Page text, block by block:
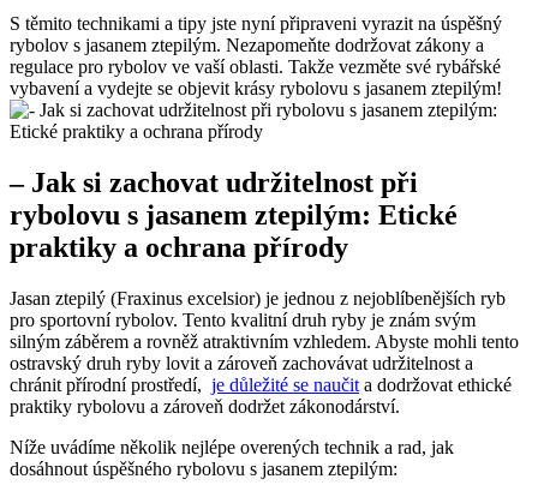
S těmito technikami a tipy jste nyní připraveni vyrazit na úspěšný
rybolov⁣ s ‍jasanem ztepilým. Nezapomeňte dodržovat ⁤zákony a
regulace pro rybolov ve vaší oblasti. Takže vezměte své rybářské
vybavení a vydejte se ​objevit ⁢krásy rybolovu s jasanem ztepilým!
– Jak si zachovat udržitelnost při
rybolovu ‍s jasanem ztepilým: Etické
praktiky‍ a ochrana přírody
Jasan ztepilý (Fraxinus ⁢excelsior) je jednou z nejoblíbenějších ryb
pro sportovní rybolov. Tento kvalitní​ druh ⁤ryby je znám svým
silným záběrem a rovněž atraktivním vzhledem. Abyste‍ mohli tento
ostravský druh ryby lovit ⁢a zároveň zachovávat udržitelnost a
chránit přírodní prostředí, ⁣ je důležité se naučit a⁤ dodržovat ethické
praktiky rybolovu a zároveň dodržet zákonodárství.
Níže uvádíme několik nejlépe‌ overených technik a rad, jak
dosáhnout úspěšného rybolovu s jasanem ztepilým: